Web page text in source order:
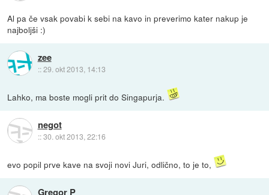
Al pa če vsak povabi k sebi na kavo in preverimo kater nakup je
najboljši :)
zee
::29. okt 2013, 14:13
Lahko, ma boste mogli prit do Singapurja.
negot
::30. okt 2013, 22:16
evo popil prve kave na svoji novi Juri, odlično, to je to,
Gregor P